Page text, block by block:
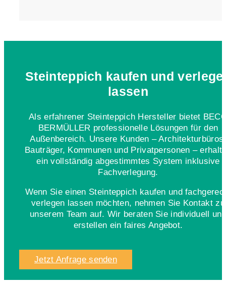
Steinteppich kaufen und
lassen
Als erfahrener Steinteppich Hersteller bietet
BERMÜLLER professionelle Lösungen für den
Außenbereich. Unsere Kunden – Architekturbüros,
Bauträger, Kommunen und Privatpersonen –
ein vollständig abgestimmtes System inklusive
Fachverlegung.
Wenn Sie einen Steinteppich kaufen und
verlegen lassen möchten, nehmen Sie Kontakt zu
unserem Team auf. Wir beraten Sie individuell und
erstellen ein faires Angebot.
Jetzt Anfrage senden